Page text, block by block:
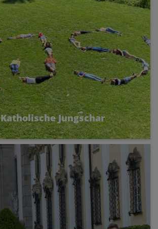
Katholische Jungschar